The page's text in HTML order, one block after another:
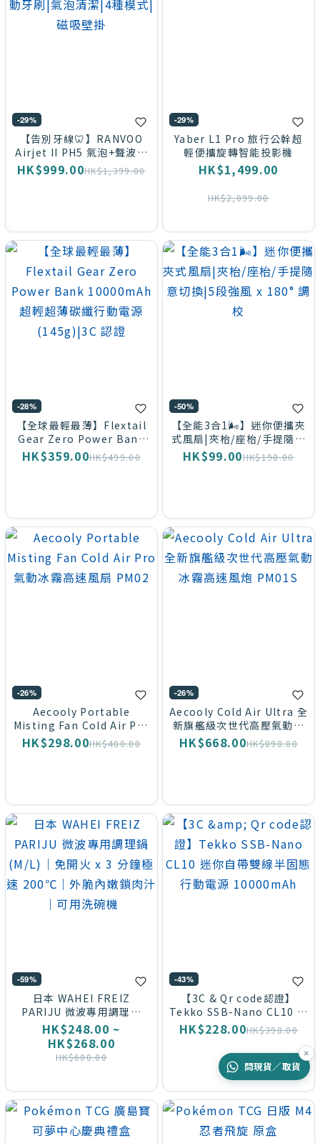
-29%
【告別牙線🦷】RANVOO
Airjet II PH5 氣泡+聲波電
動牙刷|氣泡清潔|4種模式|
磁吸壁掛
HK$999.00HK$1,399.00
-29%
Yaber L1 Pro 旅行公幹超
輕便攜旋轉智能投影機
HK$1,499.00
HK$2,099.00
-28%
【全球最輕最薄】Flextail
Gear Zero Power Bank
10000mAh 超輕超薄碳纖
行動電源 (145g)|3C 認證
HK$359.00HK$499.00
-50%
【全能3合1🌬️】迷你便攜夾
式風扇|夾枱/座枱/手提隨意
切換|5段強風 x 180° 調校
HK$99.00HK$198.00
-26%
Aecooly Portable
Misting Fan Cold Air Pro
氣動冰霧高速風扇 PM02
HK$298.00HK$400.00
-26%
Aecooly Cold Air Ultra 全
新旗艦級次世代高壓氣動冰
霧高速風炮 PM01S
HK$668.00HK$898.00
-59%
日本 WAHEI FREIZ
PARIJU 微波專用調理鍋
(M/L)｜免開火 x 3 分鐘極速
200℃｜外脆內嫩鎖肉汁｜
可用洗碗機
HK$248.00 ~
HK$268.00
HK$600.00
-43%
【3C & Qr code認證】
Tekko SSB-Nano CL10 迷
你自帶雙線半固態行動電源
10000mAh
HK$228.00HK$398.00
問現貨／取貨
×